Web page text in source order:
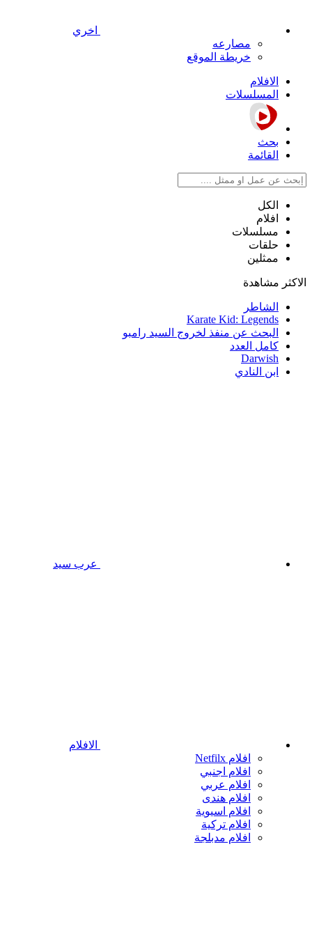
اخري
مصارعه
خريطة الموقع
الافلام
المسلسلات
بحث
القائمة
الكل
افلام
مسلسلات
حلقات
ممثلين
الاكثر مشاهدة
الشاطر
Karate Kid: Legends
البحث عن منفذ لخروج السيد رامبو
كامل العدد
Darwish
ابن النادي
عرب سيد
الافلام
افلام Netfilx
افلام اجنبي
افلام عربي
افلام هندى
افلام اسيوية
افلام تركية
افلام مدبلجة